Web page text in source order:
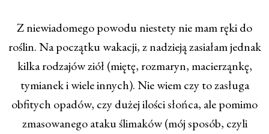
Z niewiadomego powodu niestety nie mam ręki do
roślin. Na początku wakacji, z nadzieją zasiałam jednak
kilka rodzajów ziół (miętę, rozmaryn, macierząnkę,
tymianek i wiele innych). Nie wiem czy to zasługa
obfitych opadów, czy dużej ilości słońca, ale pomimo
zmasowanego ataku ślimaków (mój sposób, czyli